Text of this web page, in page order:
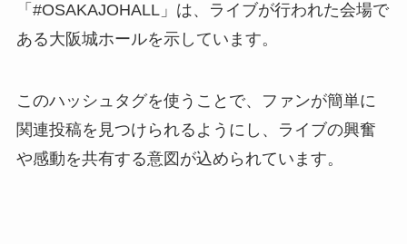
「#OSAKAJOHALL」は、ライブが行われた会場で
ある大阪城ホールを示しています。
このハッシュタグを使うことで、ファンが簡単に
関連投稿を見つけられるようにし、ライブの興奮
や感動を共有する意図が込められています。